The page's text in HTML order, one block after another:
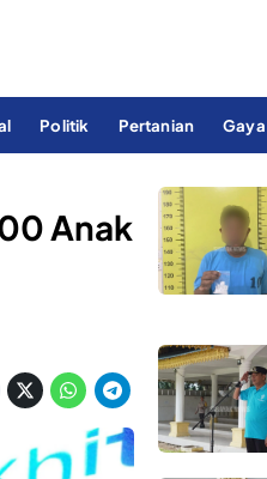
Politik Pertanian
Anak